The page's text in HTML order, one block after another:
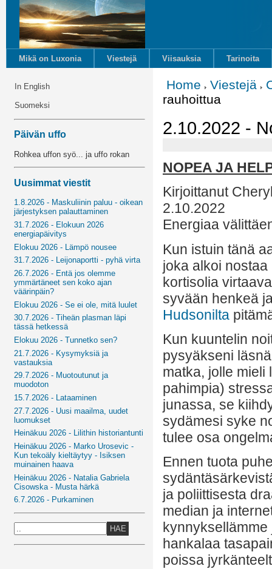
Mikä on Luxonia Viestejä Viisauksia Tarinoita
In English
Suomeksi
Päivän uffo
Rohkea uffon syö... ja uffo rokan
Uusimmat viestit
1.8.2026 - Maskuliinin paluu - oikean
järjestyksen palauttaminen
31.7.2026 - Elokuun 2026
energiapäivitys
Elokuu 2026 - Lämpö nousee
31.7.2026 - Leijonaportti - pyhä virta
26.7.2026 - Entä jos olemme
ymmärtäneet sen koko ajan
väärinpäin?
Elokuu 2026 - Se ei ole, mitä luulet
30.7.2026 - Tiheän plasman läpi
tässä hetkessä
Elokuu 2026 - Tunnetko sen?
21.7.2026 - Kysymyksiä ja
vastauksia
29.7.2026 - Muotoutunut ja
muodoton
15.7.2026 - Lataaminen
27.7.2026 - Uusi maailma, uudet
luomukset
Heinäkuu 2026 - Lilithin historiantunti
Heinäkuu 2026 - Marko Urosevic -
Kun tekoäly kieltäytyy - Isiksen
muinainen haava
Heinäkuu 2026 - Natalia Gabriela
Cisowska - Musta härkä
6.7.2026 - Purkaminen
HAE
Home Viestejä
rauhoittua
2.10.2022 -
NOPEA JA
Kirjoittanut
2.10.2022
Energiaa
Kun istuin tänä
joka alkoi
kortisolia
syvään henkeä
Hudsonilta
Kun kuuntelin
pysyäkseni
matka, jolle mieli
pahimpia)
junassa, se
sydämesi syke
tulee osa
Ennen tuota
ja poliittisesta
median ja
hankalaa
poissa